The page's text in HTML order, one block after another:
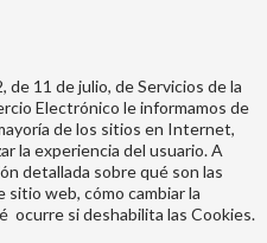
11 de julio, de Servicios de la
Electrónico le informamos de
de los sitios en Internet,
la experiencia del usuario. A
detallada sobre qué son las
sitio web, cómo cambiar la
ocurre si deshabilita las Cookies.